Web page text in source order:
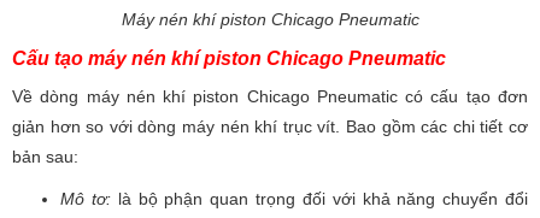
Máy nén khí piston Chicago Pneumatic
Cấu tạo máy nén khí piston Chicago Pneumatic
Về dòng máy nén khí piston Chicago Pneumatic có cấu tạo đơn
giản hơn so với dòng máy nén khí trục vít. Bao gồm các chi tiết cơ
bản sau:
Mô tơ:là bộ phận quan trọng đối với khả năng chuyển đổi